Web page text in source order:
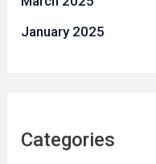
January 2025
Categories